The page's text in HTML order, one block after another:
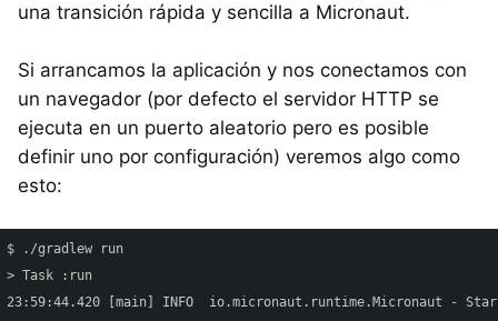
una transición rápida y sencilla a Micronaut.
Si arrancamos la aplicación y nos conectamos con
un navegador (por defecto el servidor HTTP se
ejecuta en un puerto aleatorio pero es posible
definir uno por configuración) veremos algo como
esto:
$ ./gradlew run
> Task :run
23:59:44.420 [main] INFO  io.micronaut.runtime.Micronaut -